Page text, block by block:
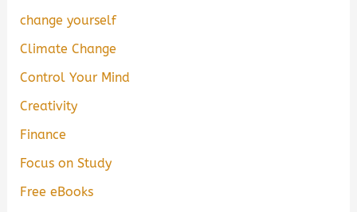
change yourself
Climate Change
Control Your Mind
Creativity
Finance
Focus on Study
Free eBooks